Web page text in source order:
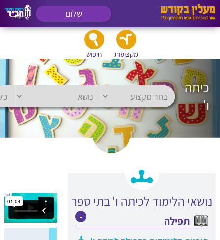
שלום
מקצועות חיפוש
כיתה
ו'
נושאי הלימוד לכיתה ו' בתי ספר
תפילה